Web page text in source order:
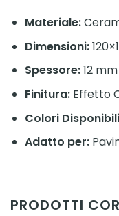
Materiale:
Dimensioni:
Spessore:12 mm
Finitura:Effetto
Colori
Adatto per:
PRODOTTI